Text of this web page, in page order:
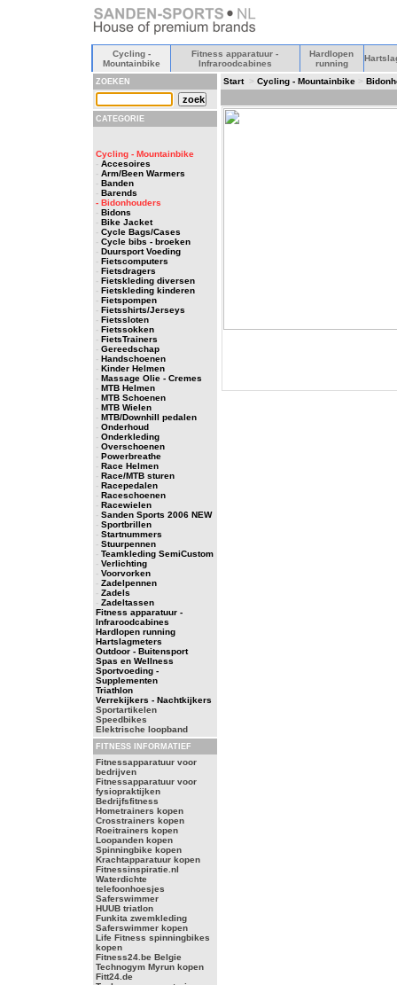
Cycling -
Mountainbike
Fitness apparatuur -
Infraroodcabines
Hardlopen
running
ZOEKEN
CATEGORIE
Cycling - Mountainbike
- Accesoires
- Arm/Been Warmers
- Banden
- Barends
- Bidonhouders
- Bidons
- Bike Jacket
- Cycle Bags/Cases
- Cycle bibs - broeken
- Duursport Voeding
- Fietscomputers
- Fietsdragers
- Fietskleding diversen
- Fietskleding kinderen
- Fietspompen
- Fietsshirts/Jerseys
- Fietssloten
- Fietssokken
- FietsTrainers
- Gereedschap
- Handschoenen
- Kinder Helmen
- Massage Olie - Cremes
- MTB Helmen
- MTB Schoenen
- MTB Wielen
- MTB/Downhill pedalen
- Onderhoud
- Onderkleding
- Overschoenen
- Powerbreathe
- Race Helmen
- Race/MTB sturen
- Racepedalen
- Raceschoenen
- Racewielen
- Sanden Sports 2006 NEW
- Sportbrillen
- Startnummers
- Stuurpennen
- Teamkleding SemiCustom
- Verlichting
- Voorvorken
- Zadelpennen
- Zadels
- Zadeltassen
Fitness apparatuur -
Infraroodcabines
Hardlopen running
Hartslagmeters
Outdoor - Buitensport
Spas en Wellness
Sportvoeding -
Supplementen
Triathlon
Verrekijkers - Nachtkijkers
Sportartikelen
Speedbikes
Elektrische loopband
FITNESS INFORMATIEF
Fitnessapparatuur voor
bedrijven
Fitnessapparatuur voor
fysiopraktijken
Bedrijfsfitness
Hometrainers kopen
Crosstrainers kopen
Roeitrainers kopen
Loopanden kopen
Spinningbike kopen
Krachtapparatuur kopen
Fitnessinspiratie.nl
Waterdichte
telefoonhoesjes
Saferswimmer
HUUB triatlon
Funkita zwemkleding
Saferswimmer kopen
Life Fitness spinningbikes
kopen
Fitness24.be Belgie
Technogym Myrun kopen
Fitt24.de
Start> Cycling - Mountainbike >